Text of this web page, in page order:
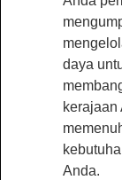
daya
kerajaan
Anda.